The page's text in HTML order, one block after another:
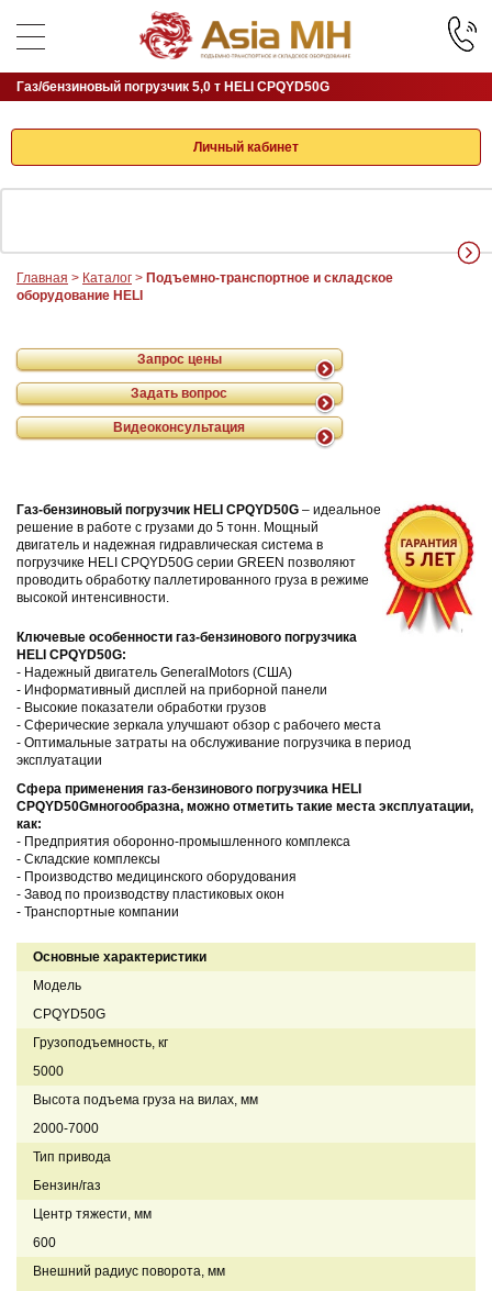
Личный кабинет
Главная > Каталог > Подъемно-транспортное и складское
оборудование HELI
Газ/бензиновый погрузчик 5,0 т HELI CPQYD50G
Запрос цены
Задать вопрос
Видеоконсультация
Газ-бензиновый погрузчик HELI CPQYD50G – идеальное
решение в работе с грузами до 5 тонн. Мощный
двигатель и надежная гидравлическая система в
погрузчике HELI CPQYD50G серии GREEN позволяют
проводить обработку паллетированного груза в режиме
высокой интенсивности.
Ключевые особенности газ-бензинового погрузчика
HELI CPQYD50G:
- Надежный двигатель GeneralMotors (США)
- Информативный дисплей на приборной панели
- Высокие показатели обработки грузов
- Сферические зеркала улучшают обзор с рабочего места
- Оптимальные затраты на обслуживание погрузчика в период
эксплуатации
Сфера применения газ-бензинового погрузчика HELI
CPQYD50Gмногообразна, можно отметить такие места эксплуатации,
как:
- Предприятия оборонно-промышленного комплекса
- Складские комплексы
- Производство медицинского оборудования
- Завод по производству пластиковых окон
- Транспортные компании
Основные характеристики
Модель
CPQYD50G
Грузоподъемность, кг
5000
Высота подъема груза на вилах, мм
2000-7000
Тип привода
Бензин/газ
Центр тяжести, мм
600
Внешний радиус поворота, мм